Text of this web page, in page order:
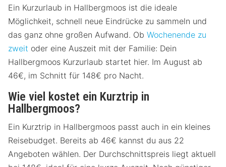
Ein Kurzurlaub in Hallbergmoos ist die ideale
Möglichkeit, schnell neue Eindrücke zu sammeln und
das ganz ohne großen Aufwand. Ob Wochenende zu
zweit oder eine Auszeit mit der Familie: Dein
Hallbergmoos Kurzurlaub startet hier. Im August ab
46€, im Schnitt für 148€ pro Nacht.
Wie viel kostet ein Kurztrip in
Hallbergmoos?
Ein Kurztrip in Hallbergmoos passt auch in ein kleines
Reisebudget. Bereits ab 46€ kannst du aus 22
Angeboten wählen. Der Durchschnittspreis liegt aktuell